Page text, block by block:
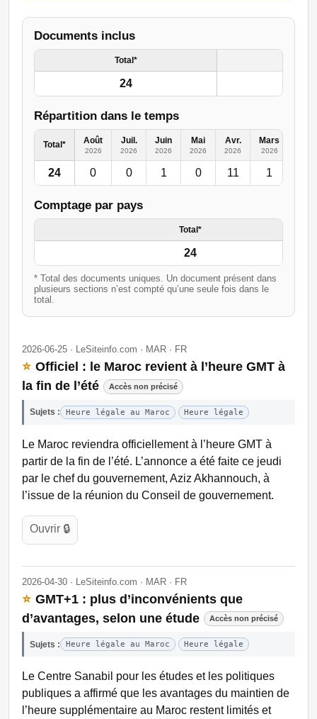
Documents inclus
Total*
24
Répartition dans le temps
Total* Août
2026
Juil.
2026
Juin
2026
Mai
2026
Avr.
2026
Mars
2026
24 0 0 1 0 11 1
Comptage par pays
Total*
24
* Total des documents uniques. Un document présent dans
plusieurs sections n’est compté qu’une seule fois dans le
total.
2026-06-25 · LeSiteinfo.com · MAR · FR
⭐ Officiel : le Maroc revient à l’heure GMT à
la fin de l’été
Accès non précisé
Sujets : Heure légale au Maroc Heure légale
Le Maroc reviendra officiellement à l’heure GMT à
partir de la fin de l’été. L’annonce a été faite ce jeudi
par le chef du gouvernement, Aziz Akhannouch, à
l’issue de la réunion du Conseil de gouvernement.
Ouvrir 🔒
2026-04-30 · LeSiteinfo.com · MAR · FR
⭐ GMT+1 : plus d’inconvénients que
d’avantages, selon une étude
Accès non précisé
Sujets : Heure légale au Maroc Heure légale
Le Centre Sanabil pour les études et les politiques
publiques a affirmé que les avantages du maintien de
l’heure supplémentaire au Maroc restent limités et